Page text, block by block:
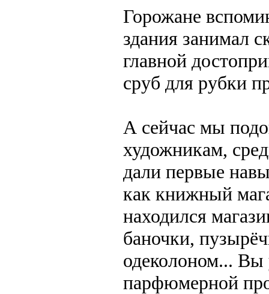
Горожане
здания занимал
главной
сруб для рубки
А сейчас мы
художникам,
дали первые
как книжный
находился
баночки,
одеколоном... Вы
парфюмерной